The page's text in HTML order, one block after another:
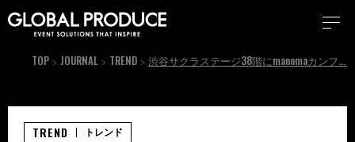
TOP JOURNAL TREND 渋谷サクラステージ38階にmanomaカンファレンスホール＆レストランがオープン
TREND トレンド